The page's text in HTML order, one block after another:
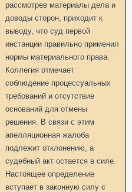
рассмотрев материалы дела и
доводы сторон, приходит к
выводу, что суд первой
инстанции правильно применил
нормы материального права.
Коллегия отмечает
соблюдение процессуальных
требований и отсутствие
оснований для отмены
решения. В связи с этим
апелляционная жалоба
подлежит отклонению, а
судебный акт остается в силе.
Настоящее определение
вступает в законную силу с